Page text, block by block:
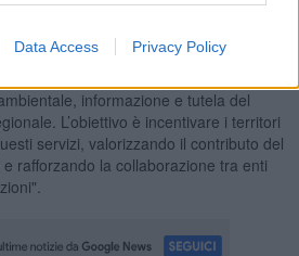
Data Access Privacy Policy
l’assessore regionale all’ambiente
previsto nuove risorse per rafforzare il
volontarie nelle aree protette e nelle
informazione e tutela del
L’obiettivo è incentivare i territori
servizi, valorizzando il contributo del
e rafforzando la collaborazione tra enti